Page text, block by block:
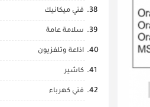
فني ميكانيك
سلامة عامة
اذاعة وتلفزيون
كاشير
فني كهرباء